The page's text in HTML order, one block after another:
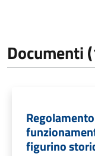
Documenti
figurino